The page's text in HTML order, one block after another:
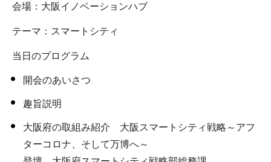
会場：大阪イノベーションハブ
テーマ：スマートシティ
当日のプログラム
開会のあいさつ
趣旨説明
大阪府の取組み紹介 大阪スマートシティ戦略～アフ
ターコロナ、そして万博へ～